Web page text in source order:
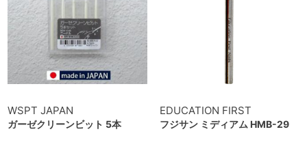
WSPT JAPAN
ガーゼクリーンビット 5本
EDUCATION FIRST
フジサン ミディアム HMB-29